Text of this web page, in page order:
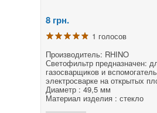
8 грн.
1 голосов
Производитель: RHINO
Светофильтр предназначен:
газосварщиков и
электросварке на открытых
Диаметр : 49,5 мм
Материал изделия : стекло